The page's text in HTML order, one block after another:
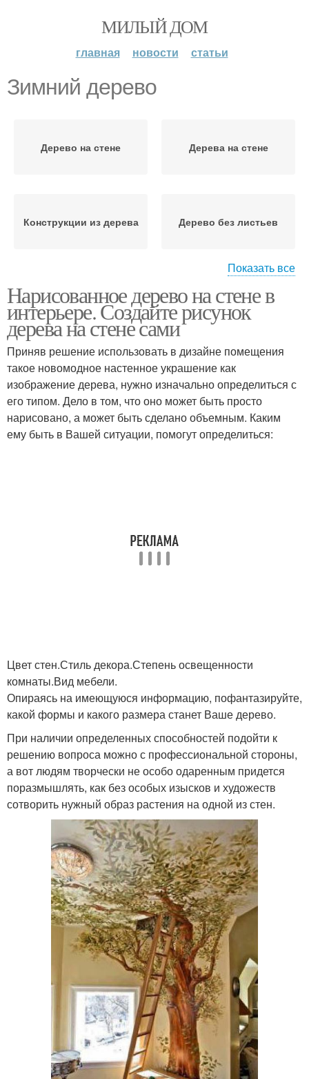
МИЛЫЙ ДОМ
главная новости статьи
Зимний дерево
Дерево на стене Дерева на стене
Конструкции из дерева Дерево без листьев
Дерева без листьев Объемное дерево
Показать все
Нарисованное дерево на стене в
интерьере. Создайте рисунок
дерева на стене сами
Приняв решение использовать в дизайне помещения
такое новомодное настенное украшение как
изображение дерева, нужно изначально определиться с
его типом. Дело в том, что оно может быть просто
нарисовано, а может быть сделано объемным. Каким
ему быть в Вашей ситуации, помогут определиться:
Цвет стен.Стиль декора.Степень освещенности
комнаты.Вид мебели.
Опираясь на имеющуюся информацию, пофантазируйте,
какой формы и какого размера станет Ваше дерево.
При наличии определенных способностей подойти к
решению вопроса можно с профессиональной стороны,
а вот людям творчески не особо одаренным придется
поразмышлять, как без особых изысков и художеств
сотворить нужный образ растения на одной из стен.